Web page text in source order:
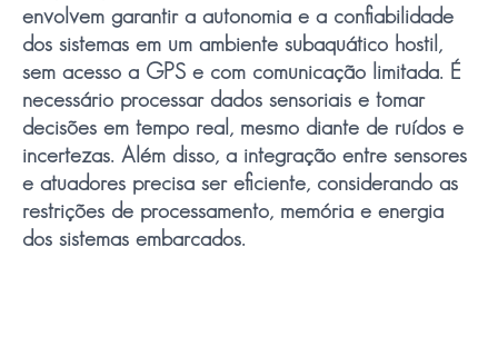
envolvem garantir a autonomia e a confiabilidade
dos sistemas em um ambiente subaquático hostil,
sem acesso a GPS e com comunicação limitada. É
necessário processar dados sensoriais e tomar
decisões em tempo real, mesmo diante de ruídos e
incertezas. Além disso, a integração entre sensores
e atuadores precisa ser eficiente, considerando as
restrições de processamento, memória e energia
dos sistemas embarcados.